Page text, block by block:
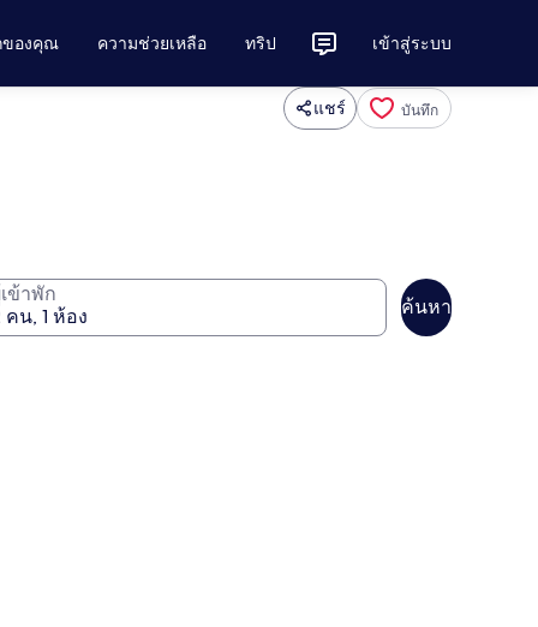
ของคุณ ความช่วยเหลือ ทริป เข้าสู่ระบบ
แชร์ บันทึก
ข้าพัก
ค้นหา